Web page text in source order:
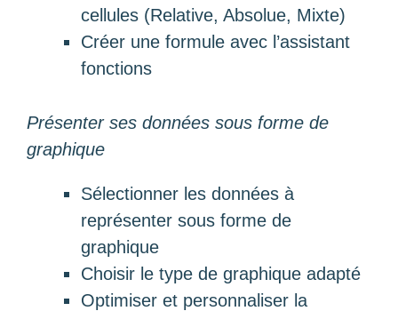
cellules (Relative, Absolue, Mixte)
Créer une formule avec l’assistant
fonctions
Présenter ses données sous forme de
graphique
Sélectionner les données à
représenter sous forme de
graphique
Choisir le type de graphique adapté
Optimiser et personnaliser la